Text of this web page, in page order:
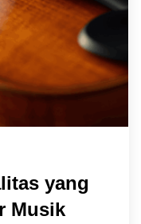
yang
Musik